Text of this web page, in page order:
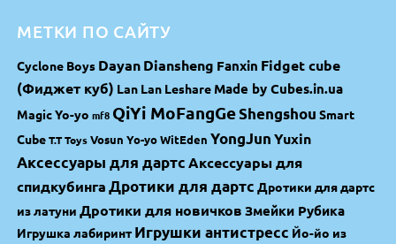
МЕТКИ ПО САЙТУ
Cyclone Boys DayanDiansheng Fanxin Fidget cube
(Фиджет куб) Lan Lan Leshare Made by Cubes.in.ua
Magic Yo-yo mf8 QiYi MoFangGeShengshou Smart
Cube T.T Toys Vosun Yo-yoWitEden YongJun Yuxin
Аксессуары для дартс Аксессуары для
спидкубинга Дротики для дартс Дротики для дартс
из латуни Дротики для новичков Змейки Рубика
Игрушка лабиринт Игрушки антистресс Йо-йо из